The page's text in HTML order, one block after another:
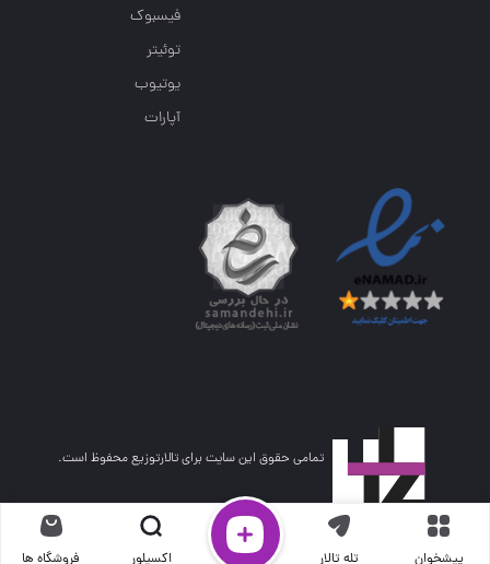
پیشخوان تله تالار اکسپلور فروشگاه ها
فیسبوک
توئیتر
یوتیوب
آپارات
تمامی حقوق این سایت برای تالارتوزیع محفوظ است.